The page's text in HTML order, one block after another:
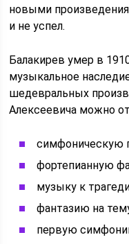
новыми
и не успел.
Балакирев умер в
музыкальное
шедевральных
Алексеевича можно
симфоническую
фортепианную
музыку к
фантазию на
первую